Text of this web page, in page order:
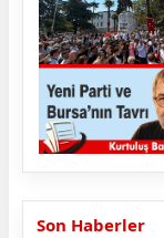
Son Haberler